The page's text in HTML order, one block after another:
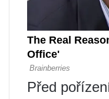
Před